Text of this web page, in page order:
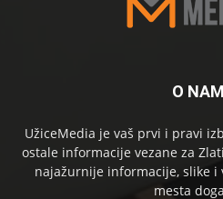
O
UžiceMedia je vaš prvi i pravi
ostale informacije vezane za
najažurnije informacije, slike i
mesta